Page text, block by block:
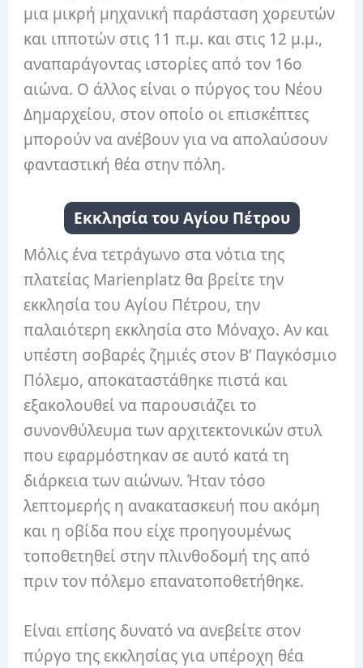
μια μικρή μηχανική παράσταση χορευτών
και ιπποτών στις 11 π.μ. και στις 12 μ.μ.,
αναπαράγοντας ιστορίες από τον 16ο
αιώνα. Ο άλλος είναι ο πύργος του Νέου
Δημαρχείου, στον οποίο οι επισκέπτες
μπορούν να ανέβουν για να απολαύσουν
φανταστική θέα στην πόλη.
Εκκλησία του Αγίου Πέτρου
Μόλις ένα τετράγωνο στα νότια της
πλατείας Marienplatz θα βρείτε την
εκκλησία του Αγίου Πέτρου, την
παλαιότερη εκκλησία στο Μόναχο. Αν και
υπέστη σοβαρές ζημιές στον Β’ Παγκόσμιο
Πόλεμο, αποκαταστάθηκε πιστά και
εξακολουθεί να παρουσιάζει το
συνονθύλευμα των αρχιτεκτονικών στυλ
που εφαρμόστηκαν σε αυτό κατά τη
διάρκεια των αιώνων. Ήταν τόσο
λεπτομερής η ανακατασκευή που ακόμη
και η οβίδα που είχε προηγουμένως
τοποθετηθεί στην πλινθοδομή της από
πριν τον πόλεμο επανατοποθετήθηκε.
Είναι επίσης δυνατό να ανεβείτε στον
πύργο της εκκλησίας για υπέροχη θέα